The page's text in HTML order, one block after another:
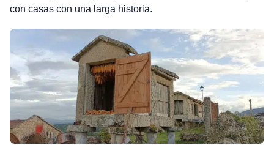
con casas con una larga historia.